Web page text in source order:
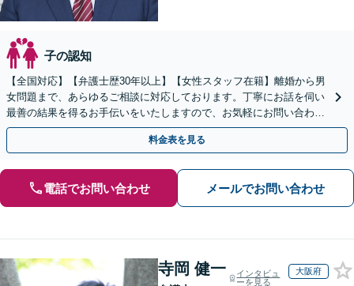
子の認知
【全国対応】【弁護士歴30年以上】【女性スタッフ在籍】離婚から男
女問題まで、あらゆるご相談に対応しております。丁寧にお話を伺い
最善の結果を得るお手伝いをいたしますので、お気軽にお問い合わせ
ください。【法テラス利用可】
料金表を見る
電話でお問い合わせ メールでお問い合わせ
寺岡 健一
インタビュ
ーを見る
大阪府